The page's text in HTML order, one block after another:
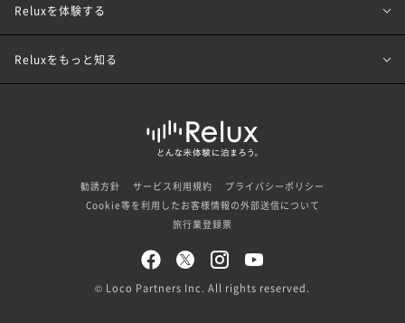
Reluxを体験する
Reluxをもっと知る
勧誘方針 サービス利用規約
プライバシーポリシー
Cookie等を利用したお客様情報の外部送信について
旅行業登録票
© Loco Partners Inc. All rights reserved.